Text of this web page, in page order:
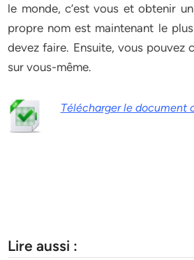
le monde, c’est vous et obtenir
propre nom est maintenant le
devez faire. Ensuite, vous pouvez
sur vous-même.
Télécharger le document
Lire aussi :